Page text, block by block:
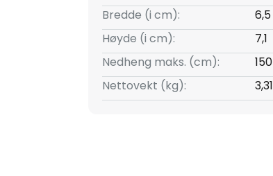
Bredde (i cm):
6,5
Høyde (i cm):
7,1
Nedheng maks. (cm):
150
Nettovekt (kg):
3,31